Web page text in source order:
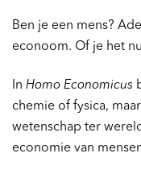
Ben je een mens?
econoom. Of je het
In Homo Economicus
chemie of fysica,
wetenschap ter
economie van